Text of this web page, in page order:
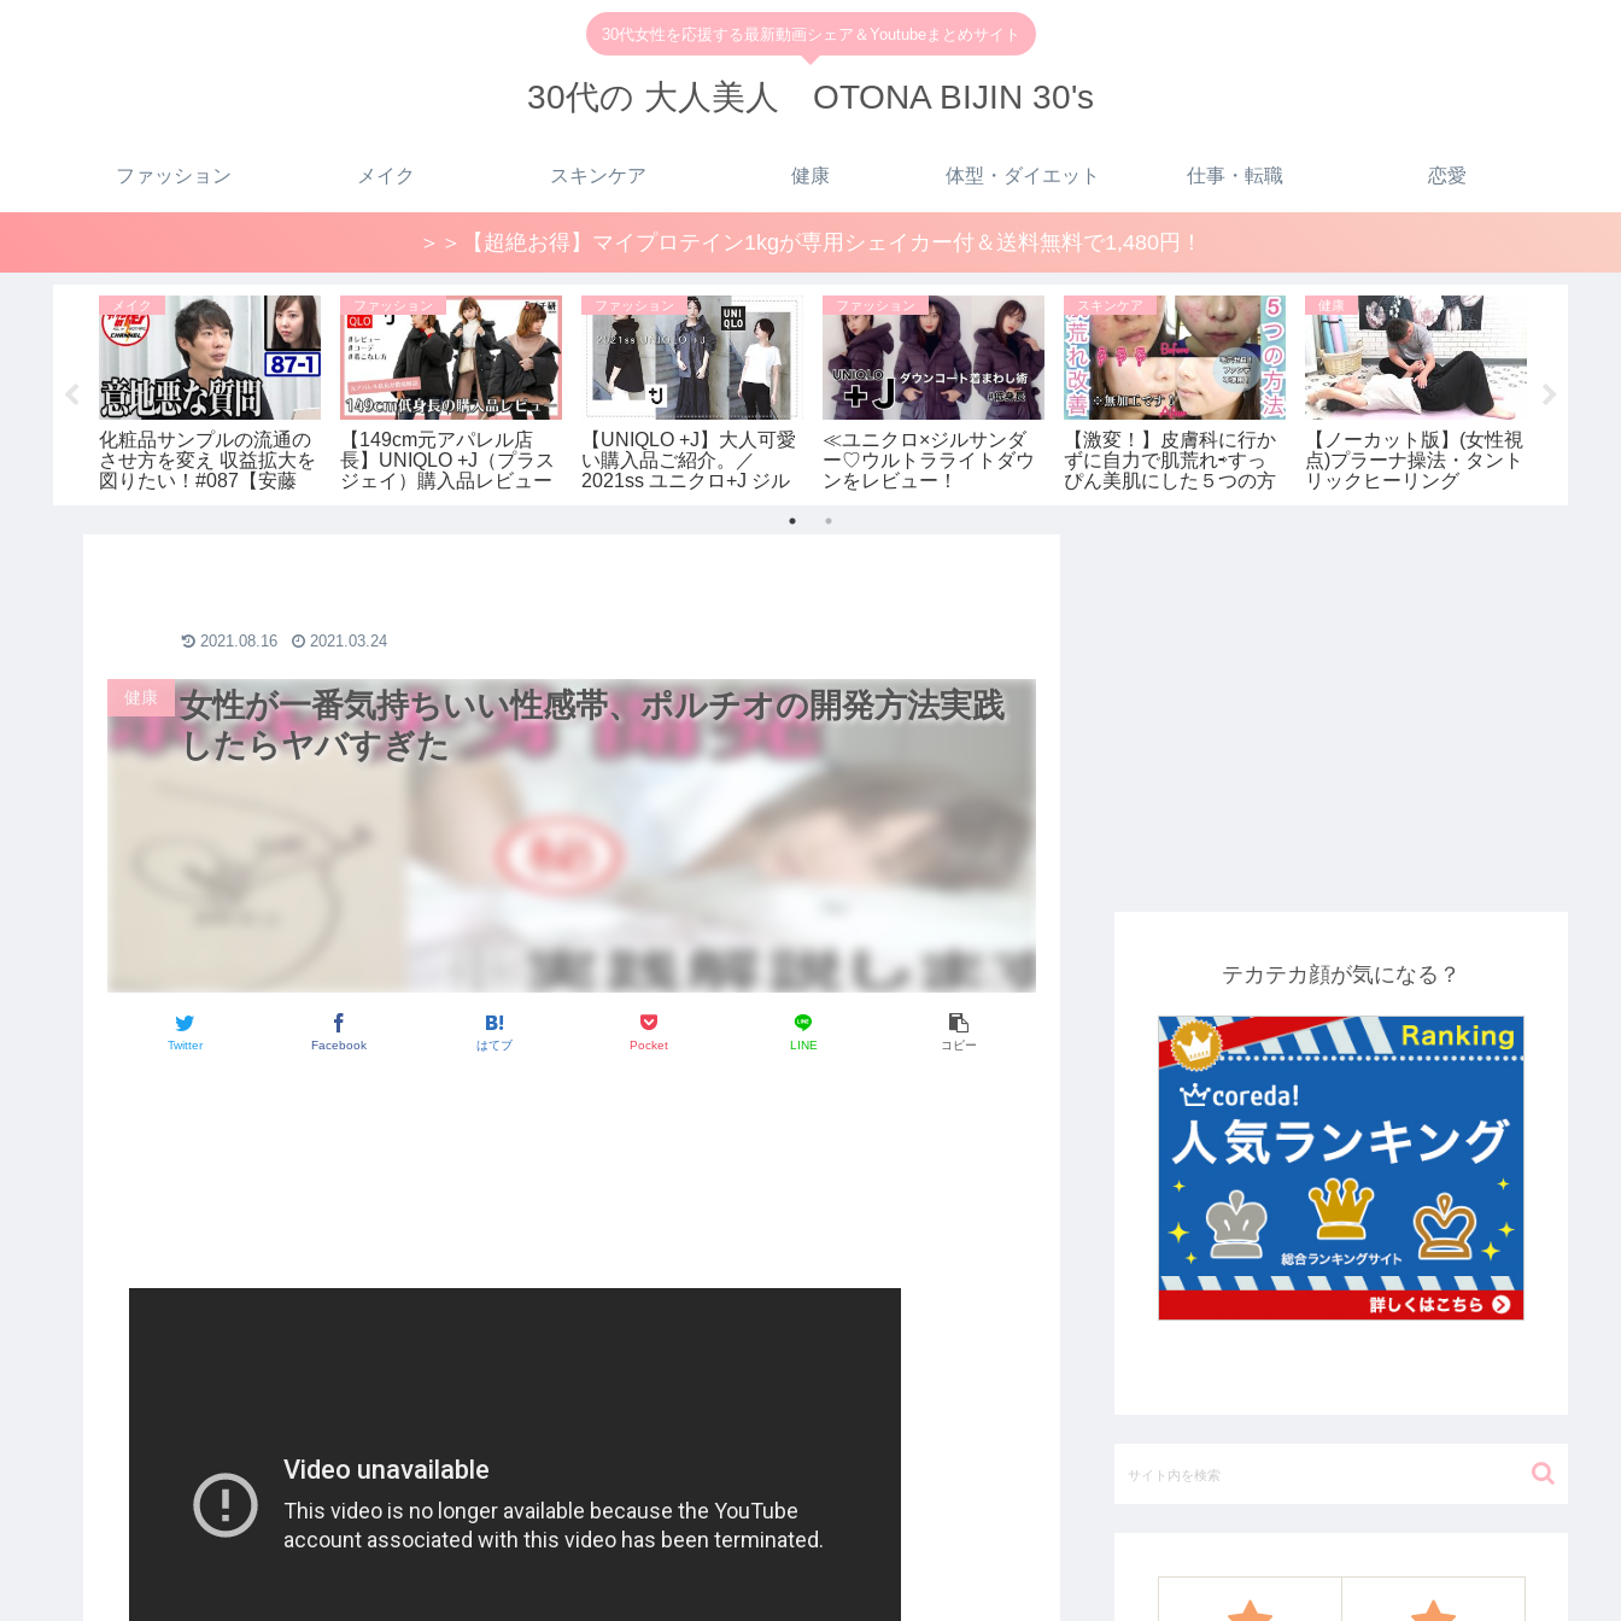
30代女性を応援する最新動画シェア＆Youtubeまとめサイト
30代の 大人美人 OTONA BIJIN 30's
ファッション メイク スキンケア 健康 体型・ダイエット 仕事・転職 恋愛
＞＞【超絶お得】マイプロテイン1kgが専用シェイカー付＆送料無料で1,480円！
メイク
化粧品サンプルの流通の
させ方を変え 収益拡大を
図りたい！#087【安藤
ファッション
【149cm元アパレル店
長】UNIQLO +J（プラス
ジェイ）購入品レビュー
ファッション
【UNIQLO +J】大人可愛
い購入品ご紹介。／
2021ss ユニクロ+J ジル
ファッション
≪ユニクロ×ジルサンダ
ー♡ウルトラライトダウ
ンをレビュー！
ったSサイズを購入しま
スキンケア
【激変！】皮膚科に行か
ずに自力で肌荒れ⇨すっ
ぴん美肌にした５つの方
健康
【ノーカット版】(女性視
点)プラーナ操法・タント
リックヒーリング
女性が一番気持ちいい性感帯、ポルチオの開発方法実践
したらヤバすぎた
健康
Twitter Facebook はてブ Pocket LINE コピー
2021.08.16 2021.03.24
テカテカ顔が気になる？